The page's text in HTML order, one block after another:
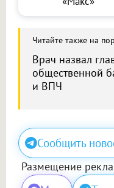
Читайте также на
Врач назвал
общественной
и ВПЧ
Сообщить
Размещение